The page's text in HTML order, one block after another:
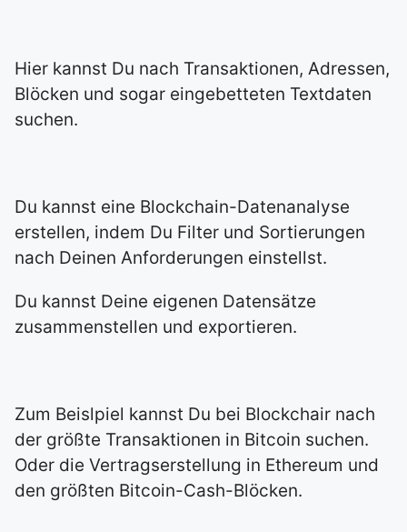
Hier kannst Du nach Transaktionen, Adressen,
Blöcken und sogar eingebetteten Textdaten
suchen.
Du kannst eine Blockchain-Datenanalyse
erstellen, indem Du Filter und Sortierungen
nach Deinen Anforderungen einstellst.
Du kannst Deine eigenen Datensätze
zusammenstellen und exportieren.
Zum Beislpiel kannst Du bei Blockchair nach
der größte Transaktionen in Bitcoin suchen.
Oder die Vertragserstellung in Ethereum und
den größten Bitcoin-Cash-Blöcken.